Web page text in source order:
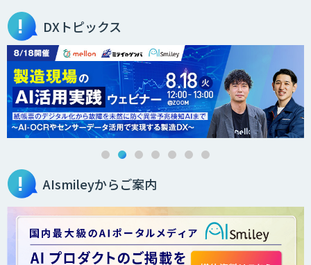
オーダーメイドAI人材育成研修
Brain Plus for Sales
データ分析/AI開発/コンサルティング
Docify（ドシファイ）
DXトピックス
AIsmileyからご案内